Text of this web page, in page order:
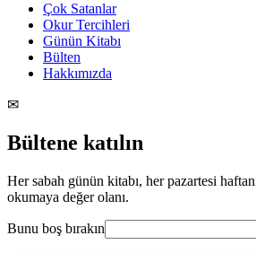
Çok Satanlar
Okur Tercihleri
Günün Kitabı
Bülten
Hakkımızda
✉
Bültene katılın
Her sabah günün kitabı, her pazartesi
okumaya değer olanı.
Bunu boş bırakın